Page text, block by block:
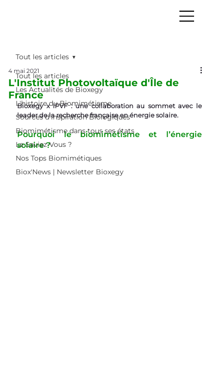
Tout les articles
Les Actualités de Bioxegy
L'histoire du Biomimétisme
Sources d’Inspiration Biologiques
Biomimétisme dans tous ses états
Le Saviez-Vous ?
Nos Tops Biomimétiques
Biox'News | Newsletter Bioxegy
Tout les articles
L'Institut Photovoltaïque d'Île de
France
4 mai 2021
Bioxegy x IPVF : une collaboration au sommet avec le
leader de la recherche française en énergie solaire.
Pourquoi le biomimétisme et l’énergie
solaire ?